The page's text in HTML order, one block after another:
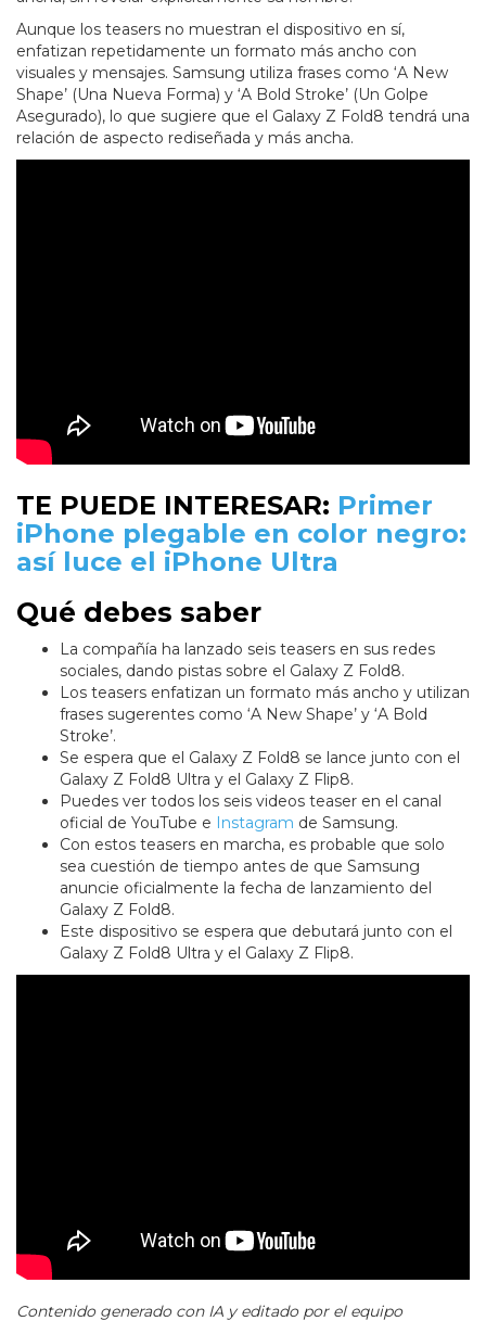
Aunque los teasers no muestran el dispositivo en sí,
enfatizan repetidamente un formato más ancho con
visuales y mensajes. Samsung utiliza frases como ‘A New
Shape’ (Una Nueva Forma) y ‘A Bold Stroke’ (Un Golpe
Asegurado), lo que sugiere que el Galaxy Z Fold8 tendrá una
relación de aspecto rediseñada y más ancha.
TE PUEDE INTERESAR: Primer
iPhone plegable en color negro:
así luce el iPhone Ultra
Qué debes saber
La compañía ha lanzado seis teasers en sus redes
sociales, dando pistas sobre el Galaxy Z Fold8.
Los teasers enfatizan un formato más ancho y utilizan
frases sugerentes como ‘A New Shape’ y ‘A Bold
Stroke’.
Se espera que el Galaxy Z Fold8 se lance junto con el
Galaxy Z Fold8 Ultra y el Galaxy Z Flip8.
Puedes ver todos los seis videos teaser en el canal
oficial de YouTube e Instagram de Samsung.
Con estos teasers en marcha, es probable que solo
sea cuestión de tiempo antes de que Samsung
anuncie oficialmente la fecha de lanzamiento del
Galaxy Z Fold8.
Este dispositivo se espera que debutará junto con el
Galaxy Z Fold8 Ultra y el Galaxy Z Flip8.
Contenido generado con IA y editado por el equipo